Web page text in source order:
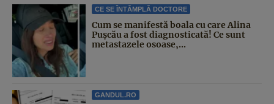
CE SE ÎNTÂMPLĂ DOCTORE
Cum se manifestă boala cu care Alina
Pușcău a fost diagnosticată! Ce sunt
metastazele osoase,...
GANDUL.RO